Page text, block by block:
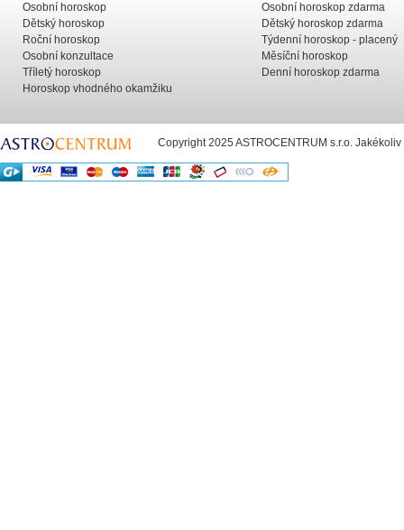
Osobní horoskop
Dětský horoskop
Roční horoskop
Osobní konzultace
Tříletý horoskop
Horoskop vhodného okamžiku
Osobní horoskop zdarma
Dětský horoskop zdarma
Týdenní horoskop - placený
Měsíční horoskop
Denní horoskop zdarma
Copyright 2025 ASTROCENTRUM s.r.o.